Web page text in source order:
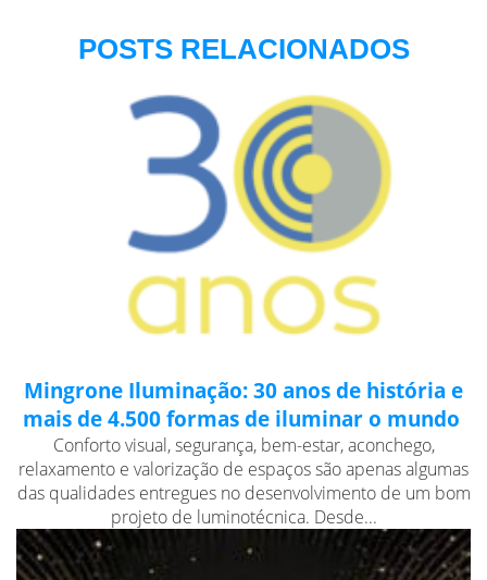
POSTS RELACIONADOS
Mingrone Iluminação: 30 anos de história e
mais de 4.500 formas de iluminar o mundo
Conforto visual, segurança, bem-estar, aconchego,
relaxamento e valorização de espaços são apenas algumas
das qualidades entregues no desenvolvimento de um bom
projeto de luminotécnica. Desde...